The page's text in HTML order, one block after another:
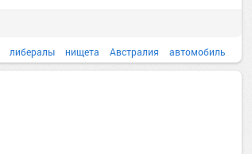
либералы нищета Австралия автомобиль